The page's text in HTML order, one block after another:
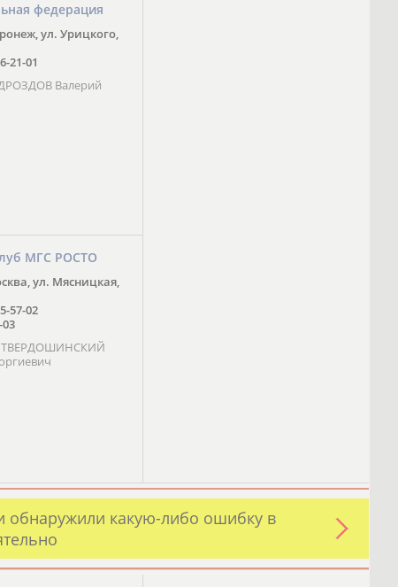
федерация
ул. Урицкого,
21-01
Валерий
МГС РОСТО
ул. Мясницкая,
57-02
ТВЕРДОШИНСКИЙ
обнаружили какую-либо ошибку в